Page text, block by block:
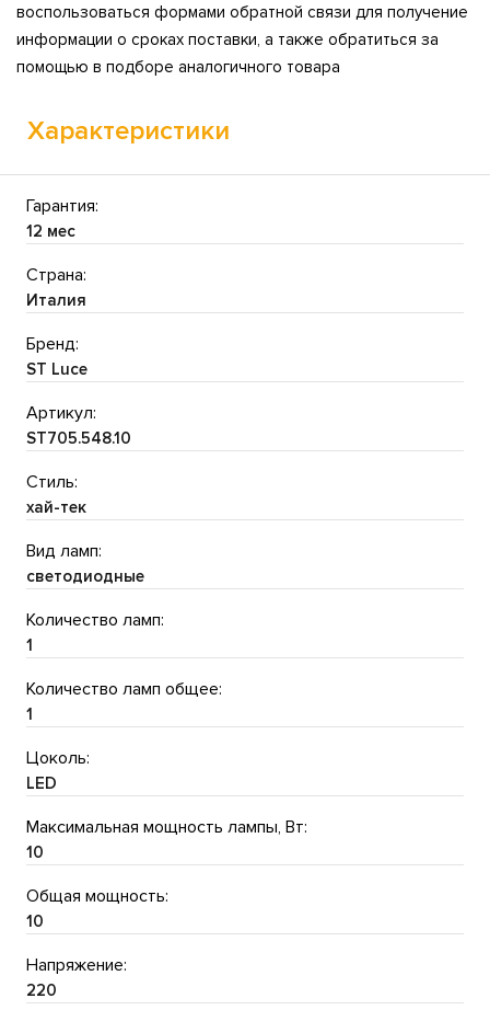
воспользоваться формами обратной связи для получение
информации о сроках поставки, а также обратиться за
помощью в подборе аналогичного товара
Характеристики
Гарантия:
12 мес
Страна:
Италия
Бренд:
ST Luce
Артикул:
ST705.548.10
Стиль:
хай-тек
Вид ламп:
светодиодные
Количество ламп:
1
Количество ламп общее:
1
Цоколь:
LED
Максимальная мощность лампы, Вт:
10
Общая мощность:
10
Напряжение:
220